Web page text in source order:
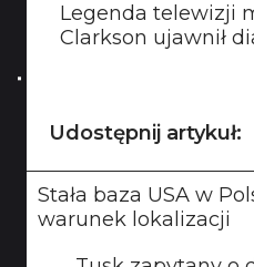
Legenda telewizji
Clarkson ujawnił
Udostępnij artykuł:
Stała baza USA w
warunek lokalizacji